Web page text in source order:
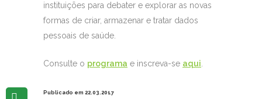
instituições para debater e explorar as novas
formas de criar, armazenar e tratar dados
pessoais de saúde.
Consulte o programa e inscreva-se aqui
Publicado em 22.03.2017